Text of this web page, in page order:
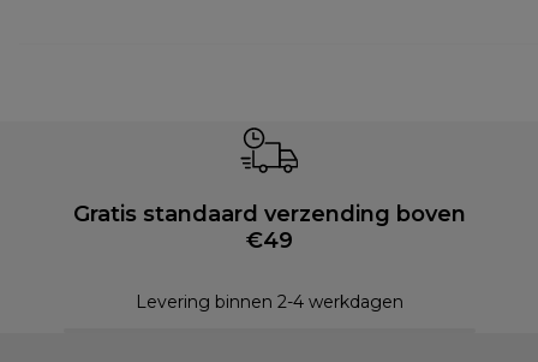
Gratis standaard verzending boven
€49
Levering binnen 2-4 werkdagen